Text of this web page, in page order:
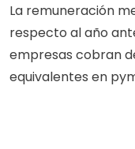
La remuneración
respecto al año
empresas cobran
equivalentes en